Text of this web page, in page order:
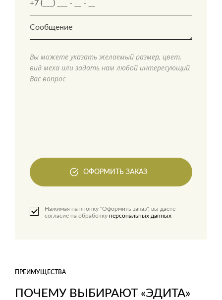
Вы можете указать желаемый размер, цвет,
вид меха или задать нам любой интересующий
Вас вопрос
ОФОРМИТЬ ЗАКАЗ
Нажимая на кнопку "Оформить заказ", вы даете
согласие на обработку персональных данных
ПОЧЕМУ ВЫБИРАЮТ «ЭДИТА»
ПРЕИМУЩЕСТВА